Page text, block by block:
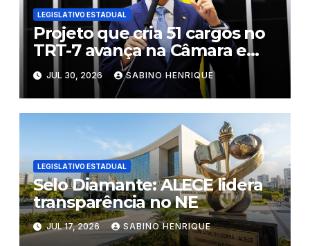
LEGISLATIVO ESTADUAL
Projeto que cria 51 cargos no
TRT-7 avança na Câmara e
segue ao Plenário
JUL 30, 2026 SABINO HENRIQUE
LEGISLATIVO ESTADUAL
Selo Diamante: ALECE lidera
transparência no NE
JUL 17, 2026 SABINO HENRIQUE